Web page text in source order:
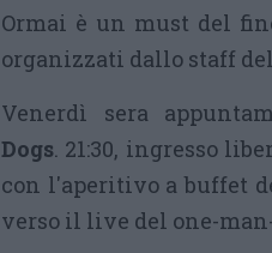
Ormai è un must del
organizzati dallo staff
Venerdì sera
Dogs. 21:30, ingresso
con l'aperitivo a buffet
verso il live del one-